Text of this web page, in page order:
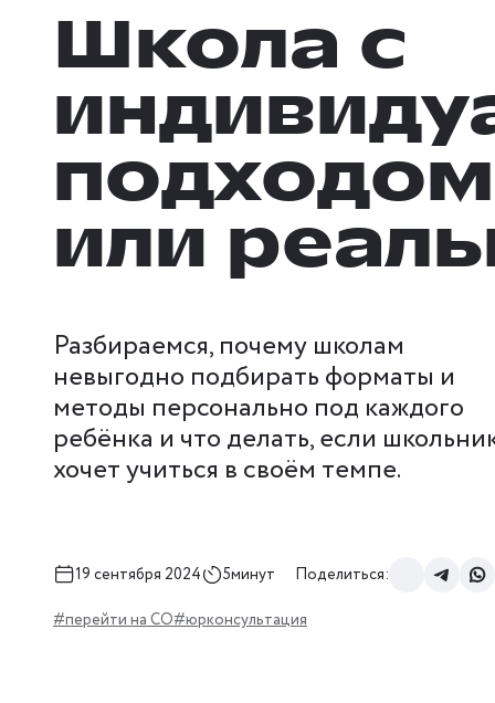
Школа с
или
Разбираемся, почему школам
невыгодно подбирать форматы и
методы персонально под каждого
ребёнка и что делать, если
хочет учиться в своём темпе.
19 сентября 2024 5минут Поделиться:
#перейти на СО#юрконсультация